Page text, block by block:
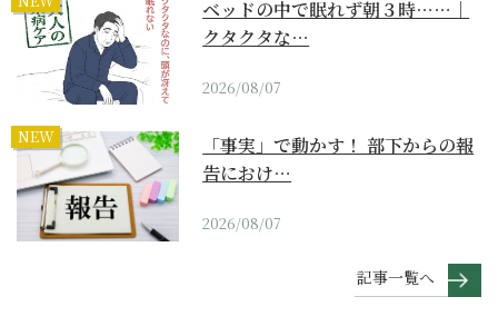
ベッドの中で眠れず朝３時……｜
クタクタな…
2026/08/07
NEW
「事実」で動かす！ 部下からの報
告におけ…
2026/08/07
記事一覧へ